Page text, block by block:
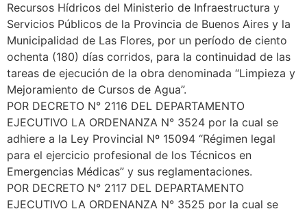
Recursos Hídricos del Ministerio de Infraestructura y
Servicios Públicos de la Provincia de Buenos Aires y la
Municipalidad de Las Flores, por un período de ciento
ochenta (180) días corridos, para la continuidad de las
tareas de ejecución de la obra denominada “Limpieza y
Mejoramiento de Cursos de Agua”.
POR DECRETO N° 2116 DEL DEPARTAMENTO
EJECUTIVO LA ORDENANZA N° 3524 por la cual se
adhiere a la Ley Provincial Nº 15094 “Régimen legal
para el ejercicio profesional de los Técnicos en
Emergencias Médicas” y sus reglamentaciones.
POR DECRETO N° 2117 DEL DEPARTAMENTO
EJECUTIVO LA ORDENANZA N° 3525 por la cual se